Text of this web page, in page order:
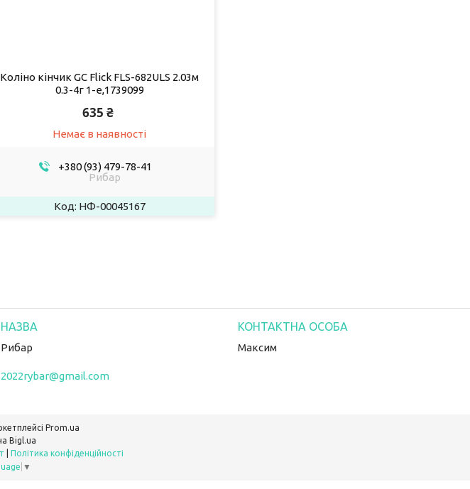
Коліно кінчик GC Flick FLS-682ULS 2.03м
0.3-4г 1-е,1739099
635 ₴
Немає в наявності
+380 (93) 479-78-41
Рибар
НФ-00045167
Рибар
2022rybar@gmail.com
Максим
Prom.ua
Bigl.ua
Політика конфіденційності
▼